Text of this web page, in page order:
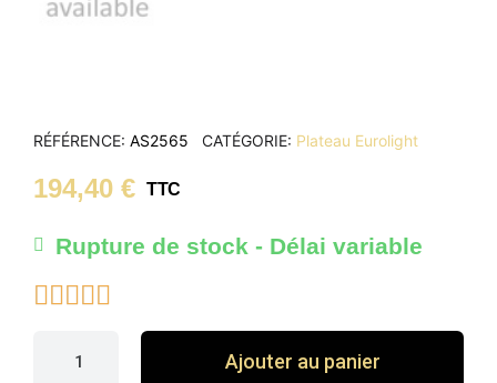
RÉFÉRENCE AS2565 CATÉGORIE Plateau Eurolight
194,40 € TTC
Rupture de stock - Délai variable

Ajouter au panier